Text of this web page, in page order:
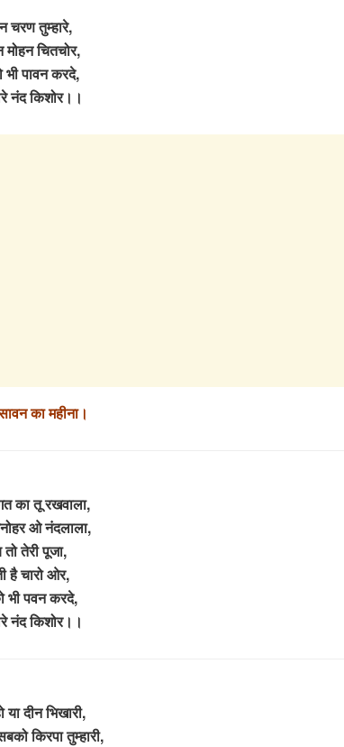
चरण तुम्हारे,
चितचोर,
भी पावन करदे,
नंद किशोर।।
का महीना।
का तू रखवाला,
ओ नंदलाला,
तेरी पूजा,
है चारो ओर,
भी पवन करदे,
नंद किशोर।।
या दीन भिखारी,
किरपा तुम्हारी,